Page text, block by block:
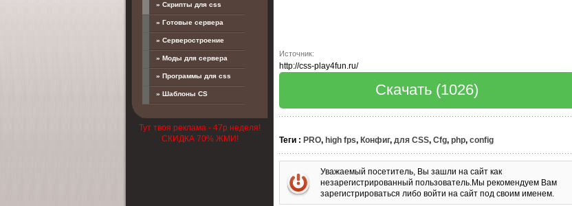
Источник:
http://css-play4fun.ru/
Скачать (1026)
Теги : PRO, high fps, Конфиг, для CSS, Cfg, php, config
Уважаемый посетитель, Вы зашли на сайт как
незарегистрированный пользователь.Мы рекомендуем Вам
зарегистрироваться либо войти на сайт под своим именем.
» Скрипты для css
» Готовые сервера
» Серверостроение
» Моды для сервера
» Программы для css
» Шаблоны CS
Тут твоя реклама - 47р неделя!
СКИДКА 70% ЖМИ!